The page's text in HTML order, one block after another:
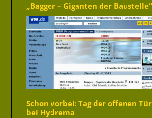
„Bagger – Giganten der Baustelle“
Schon vorbei: Tag der offenen Tür
bei Hydrema